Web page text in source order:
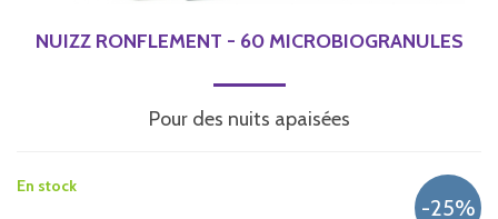
NUIZZ RONFLEMENT - 60 MICROBIOGRANULES
Pour des nuits apaisées
En stock